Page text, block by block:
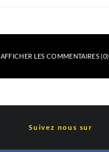
AFFICHER LES COMMENTAIRES (0)
Suivez nous sur